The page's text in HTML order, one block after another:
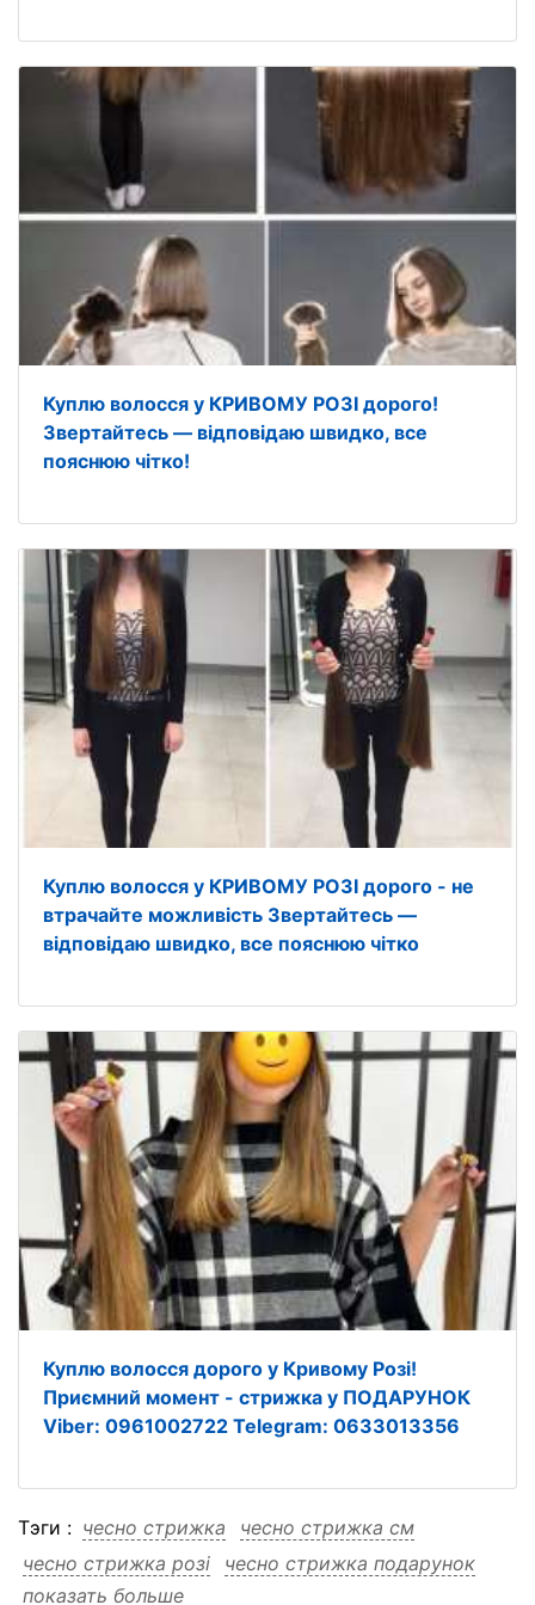
Куплю волосся у КРИВОМУ РОЗІ дорого!
Звертайтесь — відповідаю швидко, все
пояснюю чітко!
Куплю волосся у КРИВОМУ РОЗІ дорого - не
втрачайте можливість Звертайтесь —
відповідаю швидко, все пояснюю чітко
Куплю волосся дорого у Кривому Розі!
Приємний момент - стрижка у ПОДАРУНОК
Viber: 0961002722 Telegram: 0633013356
Тэги : чесно стрижка
чесно стрижка см
чесно стрижка розі
чесно стрижка подарунок
чесно стрижка куплю
показать больше